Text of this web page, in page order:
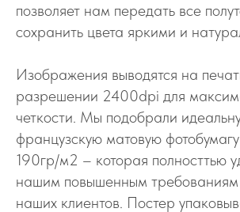
позволяет нам передать все
сохранить цвета яркими и
Изображения выводятся на
разрешении 2400dpi для
четкости. Мы подобрали
французскую матовую
190гр/м2 – которая полносттью
нашим повышенным
наших клиентов. Постер